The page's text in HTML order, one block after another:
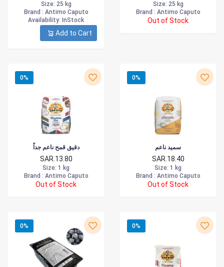
Size: 25 kg
Brand : Antimo Caputo
Availability: InStock
Add to Cart
Size: 25 kg
Brand : Antimo Caputo
Out of Stock
0%
دقيق قمح ناعم جداً
SAR.13.80
Size: 1 kg
Brand : Antimo Caputo
Out of Stock
0%
سميد ناعم
SAR.18.40
Size: 1 kg
Brand : Antimo Caputo
Out of Stock
0% 0%